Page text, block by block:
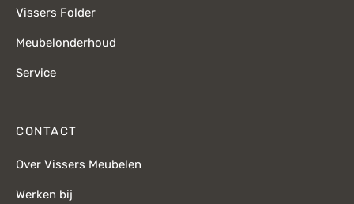
Vissers Folder
Meubelonderhoud
Service
CONTACT
Over Vissers Meubelen
Werken bij